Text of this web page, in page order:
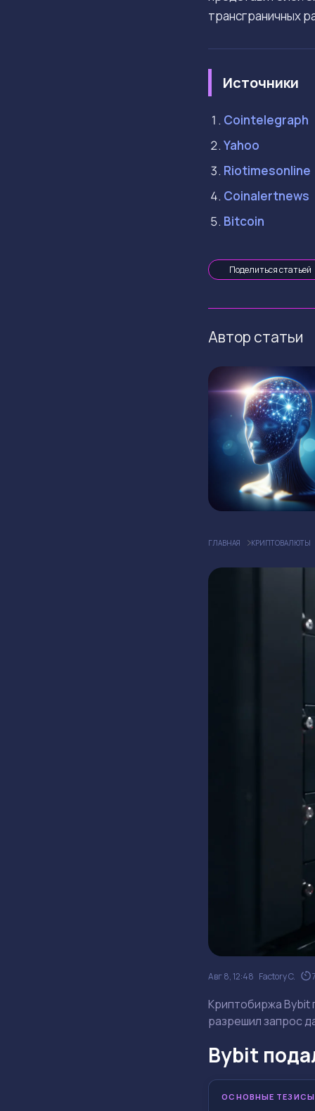
трансграничных
Источники
Cointelegraph
Yahoo
Riotimesonline
Coinalertnews
Bitcoin
Поделиться статьей
Автор статьи
ГЛАВНАЯ КРИПТОВАЛЮТЫ
Авг 8, 12:48 Factory C.
Криптобиржа Bybit
разрешил запрос
Bybit
ОСНОВНЫЕ ТЕЗИСЫ